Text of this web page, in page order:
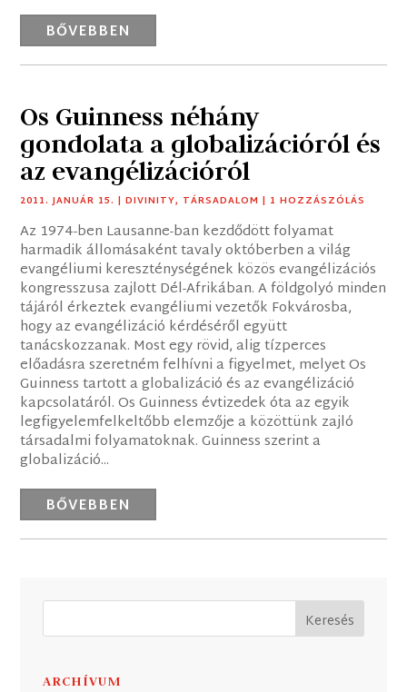
BŐVEBBEN
Os Guinness néhány
gondolata a globalizációról és
az evangélizációról
2011. JANUÁR 15. |DIVINITY, TÁRSADALOM | 1 HOZZÁSZÓLÁS
Az 1974-ben Lausanne-ban kezdődött folyamat
harmadik állomásaként tavaly októberben a világ
evangéliumi kereszténységének közös evangélizációs
kongresszusa zajlott Dél-Afrikában. A földgolyó minden
tájáról érkeztek evangéliumi vezetők Fokvárosba,
hogy az evangélizáció kérdéséről együtt
tanácskozzanak. Most egy rövid, alig tízperces
előadásra szeretném felhívni a figyelmet, melyet Os
Guinness tartott a globalizáció és az evangélizáció
kapcsolatáról. Os Guinness évtizedek óta az egyik
legfigyelemfelkeltőbb elemzője a közöttünk zajló
társadalmi folyamatoknak. Guinness szerint a
globalizáció...
BŐVEBBEN
ARCHÍVUM